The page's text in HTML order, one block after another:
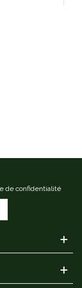
de confidentialité